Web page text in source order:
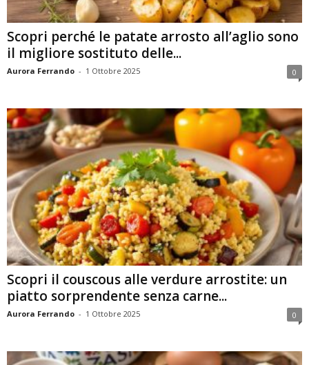
Scopri perché le patate arrosto all’aglio sono
il migliore sostituto delle...
Aurora Ferrando - 1 Ottobre 2025 0
Scopri il couscous alle verdure arrostite: un
piatto sorprendente senza carne...
Aurora Ferrando - 1 Ottobre 2025 0